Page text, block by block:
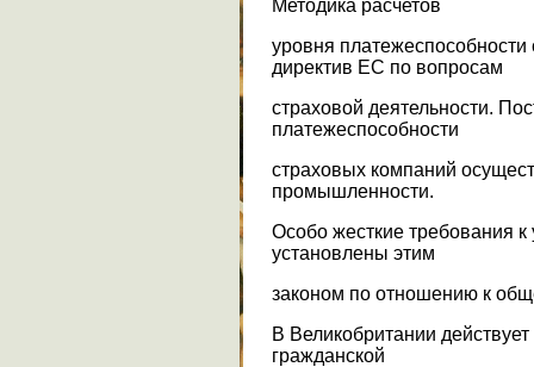
Методика расчетов
уровня платежеспособности
директив ЕС по вопросам
страховой деятельности.
платежеспособности
страховых компаний
промышленности.
Особо жесткие требования
установлены этим
законом по отношению к
В Великобритании
гражданской